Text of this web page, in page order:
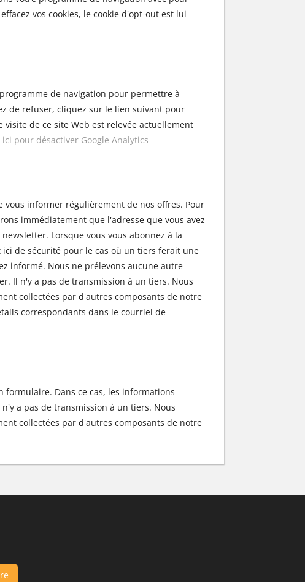
vos cookies, le cookie d'opt-out est lui
de navigation pour permettre à
de refuser, cliquez sur le lien suivant pour
de ce site Web est relevée actuellement
pour désactiver Google Analytics
informer régulièrement de nos offres. Pour
immédiatement que l'adresse que vous avez
Lorsque vous vous abonnez à la
de sécurité pour le cas où un tiers ferait une
informé. Nous ne prélevons aucune autre
Il n'y a pas de transmission à un tiers. Nous
collectées par d'autres composants de notre
correspondants dans le courriel de
Dans ce cas, les informations
a pas de transmission à un tiers. Nous
collectées par d'autres composants de notre